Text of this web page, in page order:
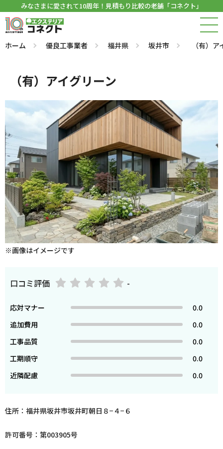
みなさまに愛されて10周年！見積もり比較の老舗「コネクト」
ホーム 優良工事業者 福井県 坂井市 （有）
（有）アイグリーン
※画像はイメージです
口コミ評価 -
応対マナー
0.0
追加費用
0.0
工事品質
0.0
工期順守
0.0
近隣配慮
0.0
住所：福井県坂井市坂井町朝日８−４−６
許可番号：第003905号